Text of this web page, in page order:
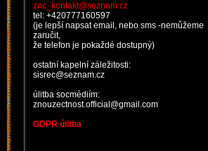
znc_kontakt@seznam.cz
tel: +420777160597
(je lepší napsat email, nebo sms -nemůžeme
zaručit,
že telefon je pokaždé dostupný)
ostatní kapelní záležitosti:
sisrec@seznam.cz
úlitba socmédiím:
znouzectnost.official@gmail.com
GDPR úlitba